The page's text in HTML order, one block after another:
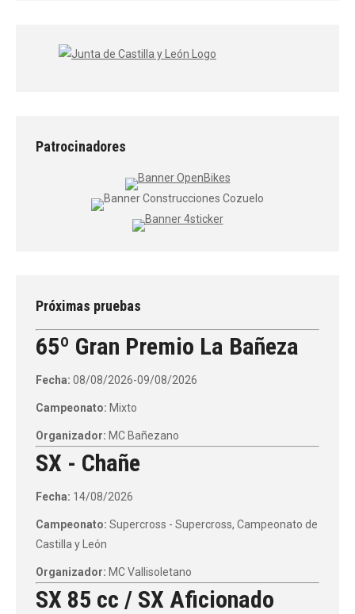
Patrocinadores
Próximas pruebas
65º Gran Premio La Bañeza
Fecha: 08/08/2026-09/08/2026
Campeonato: Mixto
Organizador: MC Bañezano
SX - Chañe
Fecha: 14/08/2026
Campeonato: Supercross - Supercross, Campeonato de
Castilla y León
Organizador: MC Vallisoletano
SX 85 cc / SX Aficionado